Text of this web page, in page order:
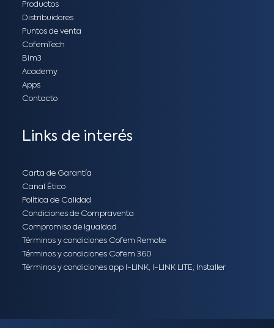
Productos
Distribuidores
Puntos de venta
CofemTech
Bim3
Academy
Apps
Contacto
Links de interés
Carta de Garantía
Canal Ético
Política de Calidad
Condiciones de Compraventa
Compromiso de Igualdad
Términos y condiciones Cofem Remote
Términos y condiciones Cofem 360
Términos y condiciones app I-LINK, I-LINK LITE, Installer